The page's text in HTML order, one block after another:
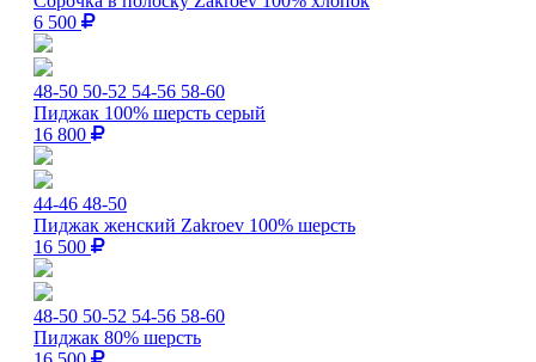
6 500
48-50 50-52 54-56 58-60
Пиджак 100% шерсть серый
16 800
44-46 48-50
Пиджак женский Zakroev 100% шерсть
16 500
48-50 50-52 54-56 58-60
Пиджак 80% шерсть